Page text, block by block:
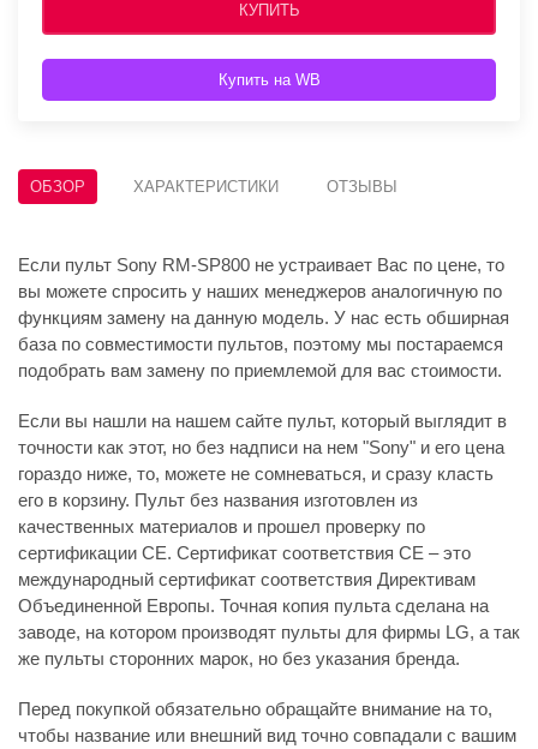
КУПИТЬ
Купить на WB
ОБЗОР ХАРАКТЕРИСТИКИ ОТЗЫВЫ
Если пульт Sony RM-SP800 не устраивает Вас по цене, то
вы можете спросить у наших менеджеров аналогичную по
функциям замену на данную модель. У нас есть обширная
база по совместимости пультов, поэтому мы постараемся
подобрать вам замену по приемлемой для вас стоимости.
Если вы нашли на нашем сайте пульт, который выглядит в
точности как этот, но без надписи на нем "Sony" и его цена
гораздо ниже, то, можете не сомневаться, и сразу класть
его в корзину. Пульт без названия изготовлен из
качественных материалов и прошел проверку по
сертификации CE. Сертификат соответствия СЕ – это
международный сертификат соответствия Директивам
Объединенной Европы. Точная копия пульта сделана на
заводе, на котором производят пульты для фирмы LG, а так
же пульты сторонних марок, но без указания бренда.
Перед покупкой обязательно обращайте внимание на то,
чтобы название или внешний вид точно совпадали с вашим